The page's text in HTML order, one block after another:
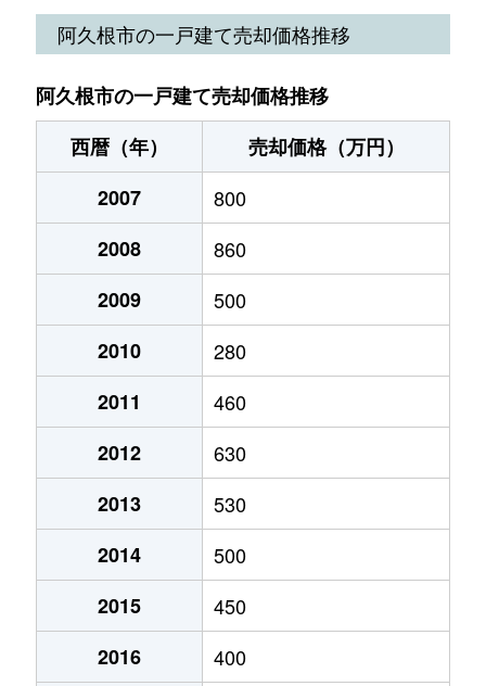
阿久根市の一戸建て売却価格推移
阿久根市の一戸建て売却価格推移
西暦（年）
売却価格（万円）
2007
800
2008
860
2009
500
2010
280
2011
460
2012
630
2013
530
2014
500
2015
450
2016
400